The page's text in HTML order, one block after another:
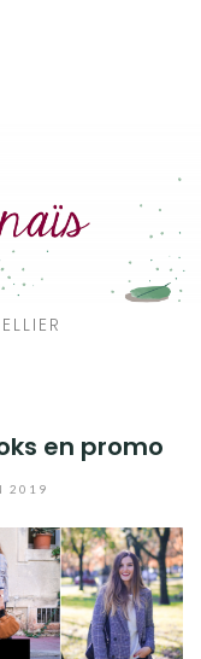
en promo
2019